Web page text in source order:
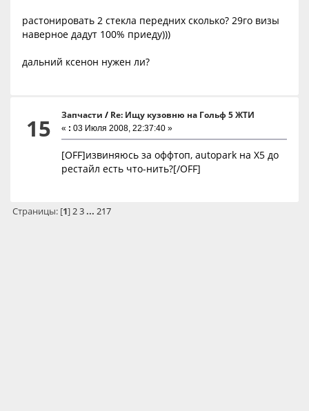
растонировать 2 стекла передних сколько? 29го визы
наверное дадут 100% приеду)))
дальний ксенон нужен ли?
15 Запчасти / Re: Ищу кузовню на Гольф 5 ЖТИ
« : 03 Июля 2008, 22:37:40 »
[OFF]извиняюсь за оффтоп, autopark на Х5 до
рестайл есть что-нить?[/OFF]
Страницы: [1]2 3 ... 217